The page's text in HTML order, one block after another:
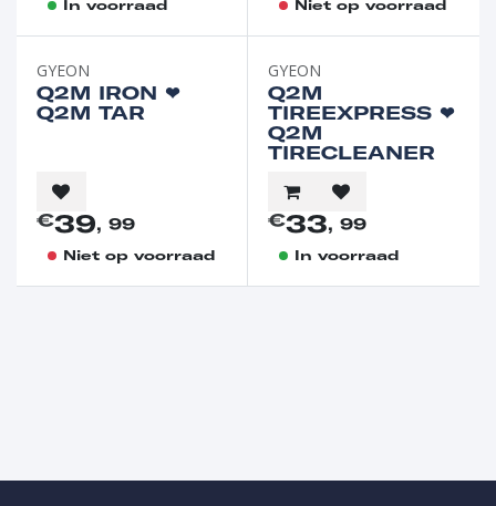
In voorraad Niet op voorraad
GYEON
Q2M IRON ❤︎⁠
Q2M TAR
€39, 99
Niet op voorraad
GYEON
Q2M
TIREEXPRESS ❤︎⁠
Q2M
TIRECLEANER
€33, 99
In voorraad